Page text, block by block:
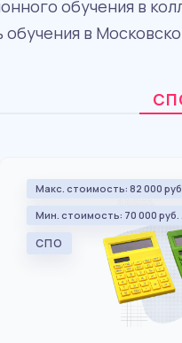
обучения в
в
Макс. стоимость: 82 000
Мин. стоимость: 70 000 руб.
СПО